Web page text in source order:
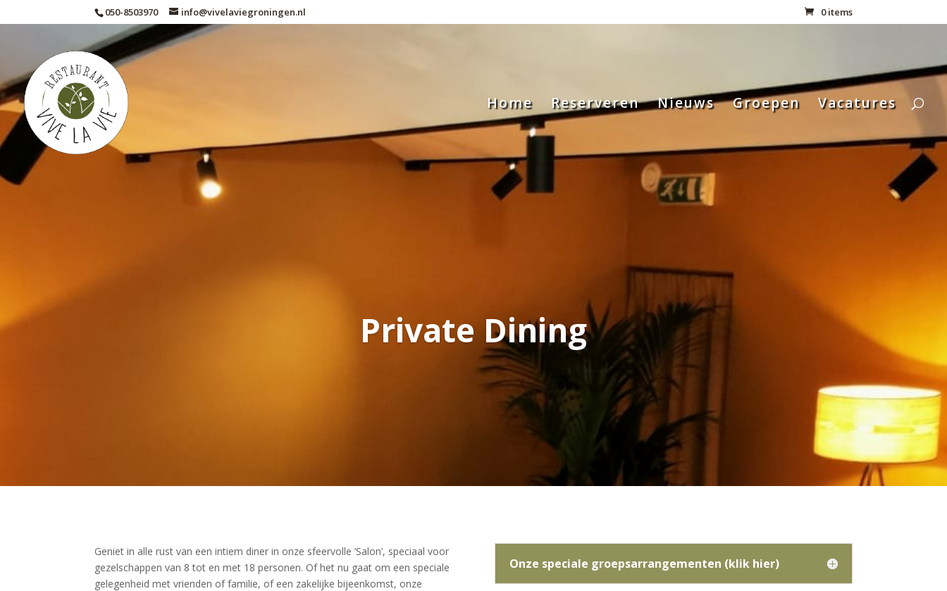
050-8503970 info@vivelaviegroningen.nl 0 items
Home Reserveren Nieuws Groepen Vacatures
Private Dining
Geniet in alle rust van een intiem diner in onze sfeervolle ‘Salon’, speciaal voor
gezelschappen van 8 tot en met 18 personen. Of het nu gaat om een speciale
gelegenheid met vrienden of familie, of een zakelijke bijeenkomst, onze
Onze speciale groepsarrangementen (klik hier)